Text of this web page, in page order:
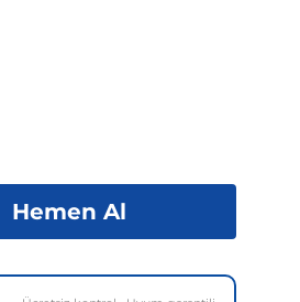
Hemen Al